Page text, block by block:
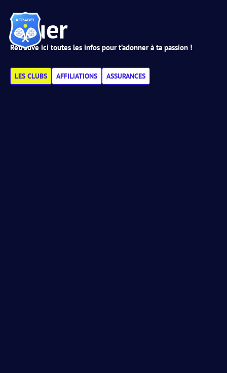
Jouer
Retrouve ici toutes les infos pour t’adonner à ta passion !
LES CLUBS AFFILIATIONS ASSURANCES